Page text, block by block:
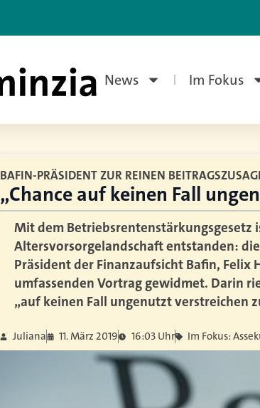
News Im Fokus
BAFIN-PRÄSIDENT ZUR REINEN
„Chance auf keinen Fall
Mit dem Betriebsrentenstärkungsgesetz
Altersvorsorgelandschaft entstanden:
Präsident der Finanzaufsicht Bafin, Felix
umfassenden Vortrag gewidmet. Darin
„auf keinen Fall ungenutzt verstreichen
Juliana 11. März 2019 16:03 Uhr Im Fokus: